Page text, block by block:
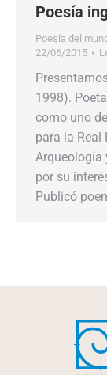
Poesía
Poesía del
22/06/2015
1998).
como uno
para la Real
Arqueología
por su
Publicó